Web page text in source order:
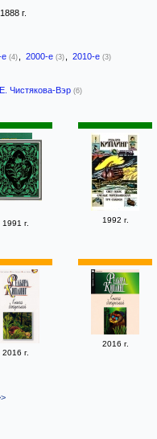
г.
е (4) 2000-е (3) 2010-е (3)
Е. Чистякова-Вэр (6)
1991 г. 1992 г.
2016 г.
2016 г.